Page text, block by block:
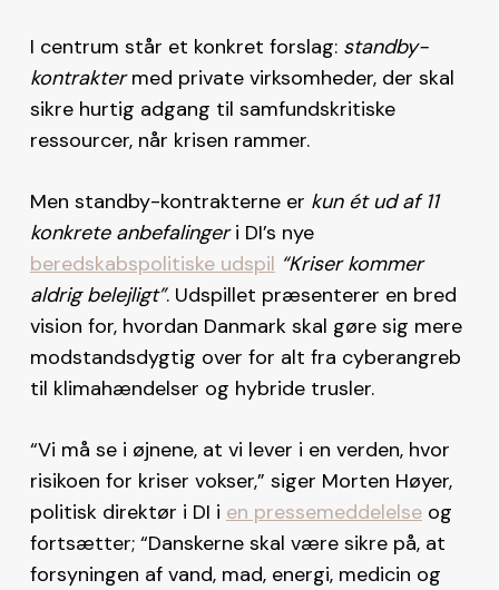
I centrum står et konkret forslag: standby-
kontraktermed private virksomheder, der skal
sikre hurtig adgang til samfundskritiske
ressourcer, når krisen rammer.
Men standby-kontrakterne er kun ét ud af 11
konkrete anbefalingeri DI’s nye
beredskabspolitiske udspil “Kriser kommer
aldrig belejligt”. Udspillet præsenterer en bred
vision for, hvordan Danmark skal gøre sig mere
modstandsdygtig over for alt fra cyberangreb
til klimahændelser og hybride trusler.
“Vi må se i øjnene, at vi lever i en verden, hvor
risikoen for kriser vokser,” siger Morten Høyer,
politisk direktør i DI i en pressemeddelelseog
fortsætter; “Danskerne skal være sikre på, at
forsyningen af vand, mad, energi, medicin og